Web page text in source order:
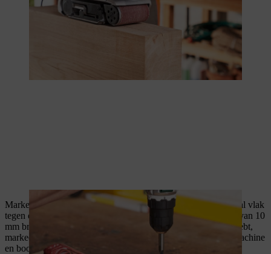
Markeer eerst de boorpunten door de zojuist gemaakte boormal vlak
tegen de rand van de balk te plaatsen. Boor vervolgens gaten van 10
mm breed en 2 cm diep. Als je geen boor met diepteaanslag hebt,
markeer je gewoon de juiste boordiepte met tape op de boormachine
en boor je voorzichtig in het hout tot deze markering.